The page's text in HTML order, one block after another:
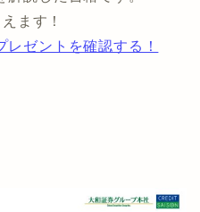
ます！
レゼントを確認する！